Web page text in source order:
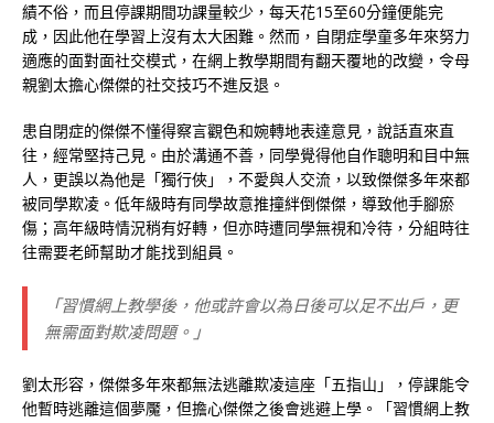
績不俗，而且停課期間功課量較少，每天花15至60分鐘便能完
成，因此他在學習上沒有太大困難。然而，自閉症學童多年來努力
適應的面對面社交模式，在網上教學期間有翻天覆地的改變，令母
親劉太擔心傑傑的社交技巧不進反退。
患自閉症的傑傑不懂得察言觀色和婉轉地表達意見，說話直來直
往，經常堅持己見。由於溝通不善，同學覺得他自作聰明和目中無
人，更誤以為他是「獨行俠」，不愛與人交流，以致傑傑多年來都
被同學欺凌。低年級時有同學故意推撞絆倒傑傑，導致他手腳瘀
傷；高年級時情況稍有好轉，但亦時遭同學無視和冷待，分組時往
往需要老師幫助才能找到組員。
「習慣網上教學後，他或許會以為日後可以足不出戶，更
無需面對欺凌問題。」
劉太形容，傑傑多年來都無法逃離欺凌這座「五指山」，停課能令
他暫時逃離這個夢魘，但擔心傑傑之後會逃避上學。「習慣網上教